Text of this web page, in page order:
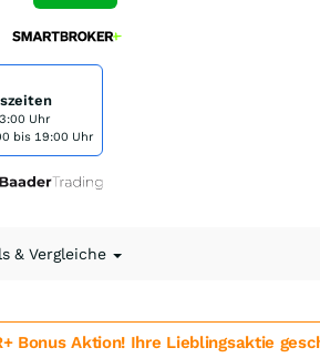
Uhr
bis 19:00 Uhr
& Vergleiche
Bonus Aktion! Ihre Lieblingsaktie